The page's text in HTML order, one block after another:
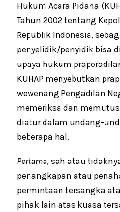
Hukum Acara Pidana
Tahun 2002 tentang
Republik Indonesia,
penyelidik/penyidik bisa
upaya hukum
KUHAP menyebutkan
wewenang Pengadilan
memeriksa dan
diatur dalam undang-
beberapa hal.
Pertama, sah atau
penangkapan atau
permintaan tersangka
pihak lain atas kuasa